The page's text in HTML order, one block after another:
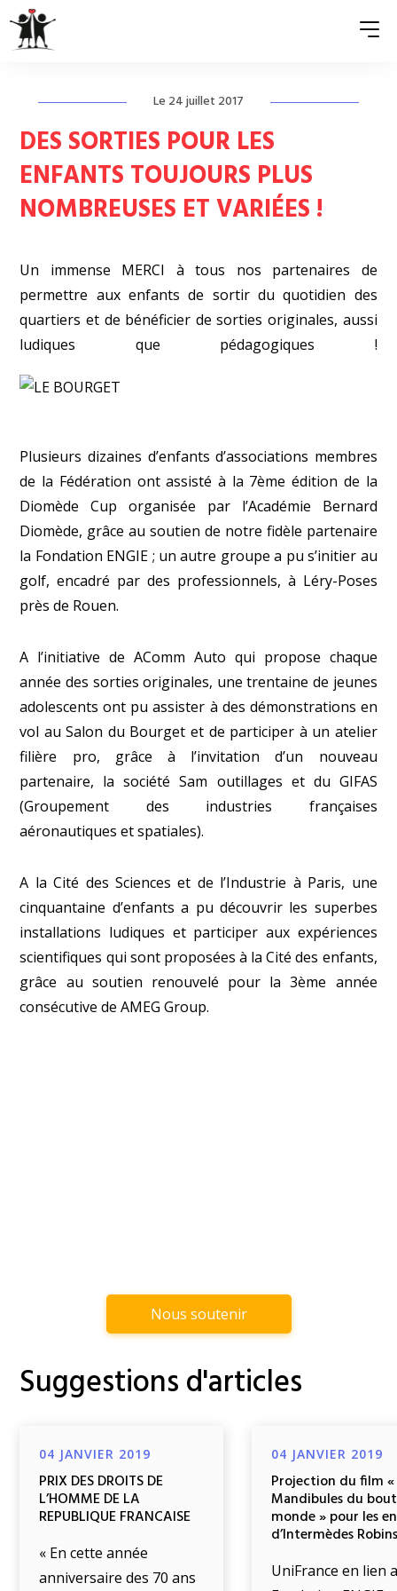
QUI SOMMES-NOUS ?
ASSOCIATIONS MEMBRES
NOS ACTIONS
ACTUALITÉS
PRESSE
Le 24 juillet 2017
DES SORTIES POUR LES
ENFANTS TOUJOURS PLUS
NOMBREUSES ET VARIÉES !
Un immense MERCI à tous nos partenaires de
permettre aux enfants de sortir du quotidien des
quartiers et de bénéficier de sorties originales, aussi
ludiques que pédagogiques !
Plusieurs dizaines d’enfants d’associations membres
de la Fédération ont assisté à la 7ème édition de la
Diomède Cup organisée par l’Académie Bernard
Diomède, grâce au soutien de notre fidèle partenaire
la Fondation ENGIE ; un autre groupe a pu s’initier au
golf, encadré par des professionnels, à Léry-Poses
près de Rouen.
A l’initiative de AComm Auto qui propose chaque
année des sorties originales, une trentaine de jeunes
adolescents ont pu assister à des démonstrations en
vol au Salon du Bourget et de participer à un atelier
filière pro, grâce à l’invitation d’un nouveau
partenaire, la société Sam outillages et du GIFAS
(Groupement des industries françaises
aéronautiques et spatiales).
A la Cité des Sciences et de l’Industrie à Paris, une
cinquantaine d’enfants a pu découvrir les superbes
installations ludiques et participer aux expériences
scientifiques qui sont proposées à la Cité des enfants,
grâce au soutien renouvelé pour la 3ème année
consécutive de AMEG Group.
Nous soutenir
Suggestions d'articles
04 JANVIER 2019
PRIX DES DROITS DE
L’HOMME DE LA
REPUBLIQUE FRANCAISE
« En cette année
anniversaire des 70 ans
04 JANVIER 2019
Projection du film «
Mandibules du
monde » pour les
d’Intermèdes
UniFrance en lien